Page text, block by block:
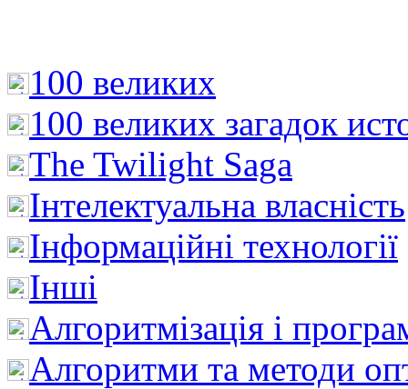
100 великих
100 великих загадок
The Twilight Saga
Інтелектуальна влaсність
Інформаційні технології
Інші
Алгоритмізація і
Алгоритми та методи